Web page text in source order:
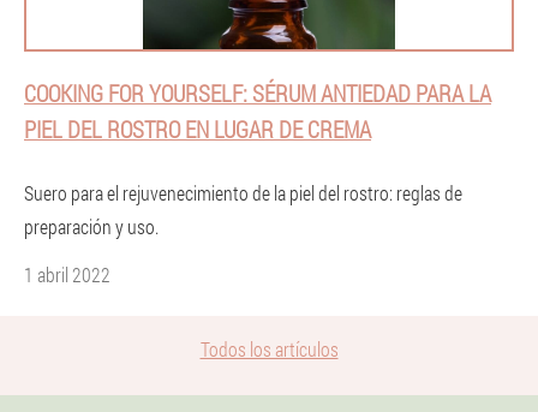
COOKING FOR YOURSELF: SÉRUM ANTIEDAD PARA LA
PIEL DEL ROSTRO EN LUGAR DE CREMA
Suero para el rejuvenecimiento de la piel del rostro: reglas de
preparación y uso.
1 abril 2022
Todos los artículos